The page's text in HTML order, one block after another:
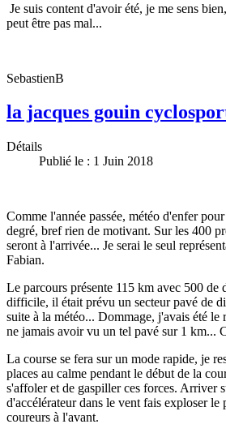
Je suis content d'avoir été, je me sens
peut être pas mal...
SebastienB
la jacques gouin
Détails
Publié le : 1 Juin 2018
Comme l'année passée, météo d'enfer
degré, bref rien de motivant. Sur les 400
seront à l'arrivée... Je serai le seul
Fabian.
Le parcours présente 115 km avec 500 de
difficile, il était prévu un secteur pavé de
suite à la météo... Dommage, j'avais été le
ne jamais avoir vu un tel pavé sur 1 km...
La course se fera sur un mode rapide, je
places au calme pendant le début de la
s'affoler et de gaspiller ces forces. Arriver
d'accélérateur dans le vent fais exploser
coureurs à l'avant.